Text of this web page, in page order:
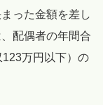
った金額を差し
配偶者の年間合
万円以下）の